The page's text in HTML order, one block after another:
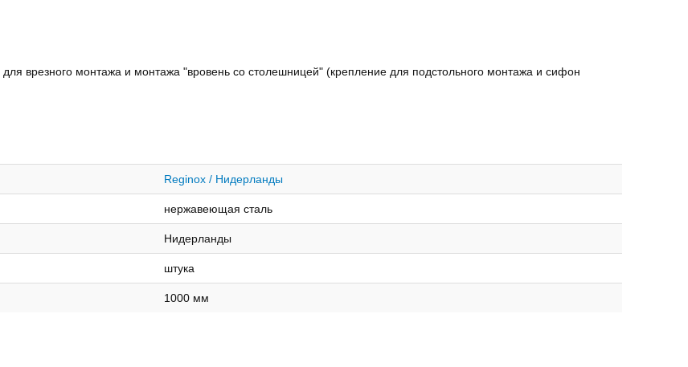
врезного монтажа и монтажа "вровень со столешницей" (крепление для подстольного монтажа и сифон
Reginox / Нидерланды
нержавеющая сталь
Нидерланды
штука
1000 мм